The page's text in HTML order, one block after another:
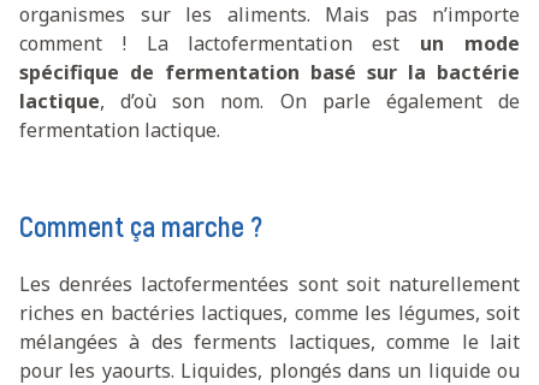
organismes sur les aliments. Mais pas n’importe
comment ! La lactofermentation est un mode
spécifique de fermentation basé sur la bactérie
lactique, d’où son nom. On parle également de
fermentation lactique.
Comment ça marche ?
Les denrées lactofermentées sont soit naturellement
riches en bactéries lactiques, comme les légumes, soit
mélangées à des ferments lactiques, comme le lait
pour les yaourts. Liquides, plongés dans un liquide ou